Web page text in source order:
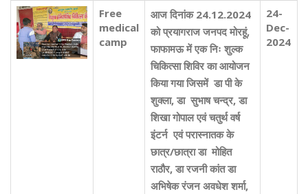
Free
medical
camp
आज दिनांक 24.12.2024
को प्रयागराज जनपद मोरहूं,
फाफामऊ में एक निः शुल्क
चिकित्सा शिविर का आयोजन
किया गया जिसमें डा पी के
शुक्ला, डा सुभाष चन्द्र, डा
शिखा गोपाल एवं चतुर्थ वर्ष
इंटर्न एवं परास्नातक के
छात्र/छात्रा डा मोहित
राठौर, डा रजनी कांत डा
अभिषेक रंजन अवधेश शर्मा,
24-
Dec-
2024